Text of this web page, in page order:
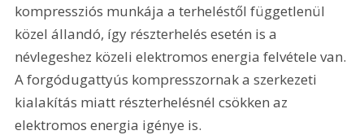
kompressziós munkája a terheléstől függetlenül
közel állandó, így részterhelés esetén is a
névlegeshez közeli elektromos energia felvétele van.
A forgódugattyús kompresszornak a szerkezeti
kialakítás miatt részterhelésnél csökken az
elektromos energia igénye is.